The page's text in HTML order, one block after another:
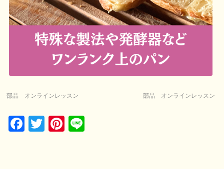
部品 オンラインレッスン 部品 オンラインレッスン
Facebook
TwitterPinterest